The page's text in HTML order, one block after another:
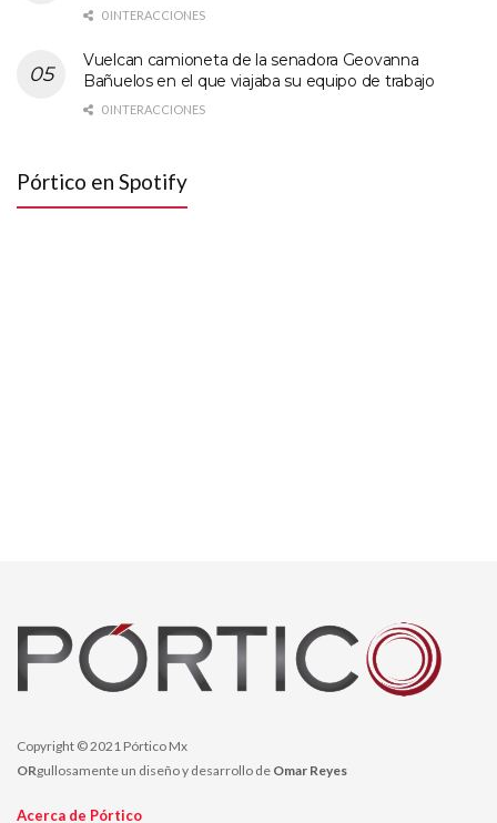
0 INTERACCIONES
Vuelcan camioneta de la senadora Geovanna
Bañuelos en el que viajaba su equipo de trabajo
0 INTERACCIONES
Pórtico en Spotify
Copyright © 2021 Pórtico Mx
ORgullosamente un diseño y desarrollo de Omar Reyes
Acerca de Pórtico